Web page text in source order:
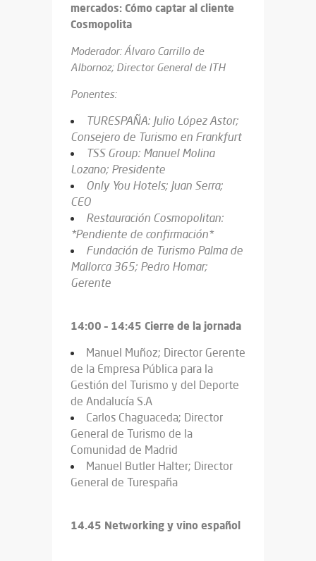
mercados: Cómo captar al cliente
Cosmopolita
Moderador: Álvaro Carrillo de
Albornoz; Director General de ITH
Ponentes:
TURESPAÑA: Julio López Astor;
Consejero de Turismo en Frankfurt
TSS Group: Manuel Molina
Lozano; Presidente
Only You Hotels; Juan Serra;
CEO
Restauración Cosmopolitan:
*Pendiente de confirmación*
Fundación de Turismo Palma de
Mallorca 365; Pedro Homar;
Gerente
14:00 – 14:45 Cierre de la jornada
Manuel Muñoz; Director Gerente
de la Empresa Pública para la
Gestión del Turismo y del Deporte
de Andalucía S.A
Carlos Chaguaceda; Director
General de Turismo de la
Comunidad de Madrid
Manuel Butler Halter; Director
General de Turespaña
14.45 Networking y vino español